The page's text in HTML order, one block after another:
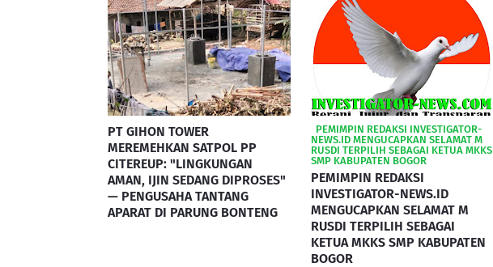
PT GIHON TOWER
MEREMEHKAN SATPOL PP
CITEREUP: "LINGKUNGAN
AMAN, IJIN SEDANG DIPROSES"
— PENGUSAHA TANTANG
APARAT DI PARUNG BONTENG
‎ ‎ ‎PEMIMPIN REDAKSI INVESTIGATOR-
NEWS.ID MENGUCAPKAN SELAMAT M
RUSDI TERPILIH SEBAGAI KETUA MKKS
SMP KABUPATEN BOGOR
PEMIMPIN REDAKSI
INVESTIGATOR-NEWS.ID
MENGUCAPKAN SELAMAT M
RUSDI TERPILIH SEBAGAI
KETUA MKKS SMP KABUPATEN
BOGOR